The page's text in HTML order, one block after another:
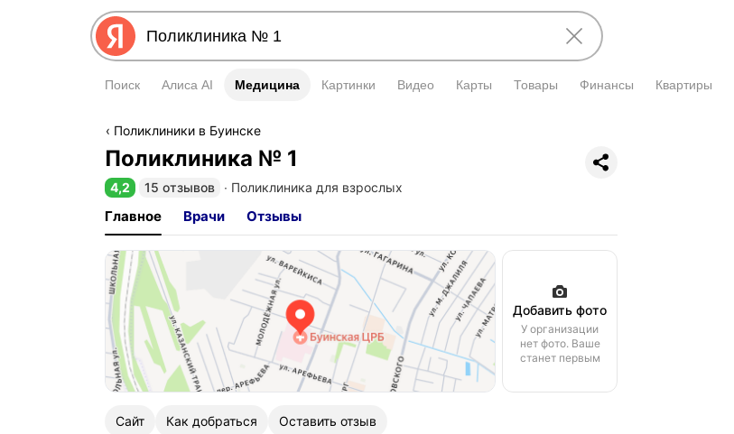
Поиск Алиса AI Медицина
Медицина Картинки Видео Карты Товары Финансы Квартиры
Поликлиники в Буинске
Поликлиника № 1
Рейтинг 4,2 из 5
4,2 15 отзывов ∙ Поликлиника для взрослых
Главное Врачи Отзывы
Добавить фото
У организации
нет фото. Ваше
станет первым
Сайт Как добраться Оставить отзыв